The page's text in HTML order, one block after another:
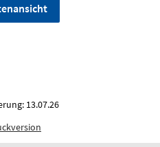
13.07.26